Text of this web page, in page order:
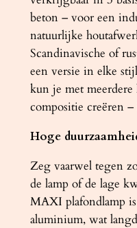
beton – voor een
natuurlijke
Scandinavische of
een versie in elke
kun je met
compositie creëren
Hoge
Zeg vaarwel tegen
de lamp of de lage
MAXI plafondlamp
aluminium, wat